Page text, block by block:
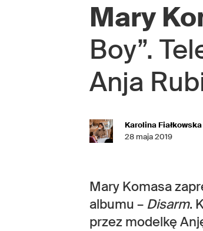
Mary
Boy”.
Anja
Karolina Fiałkowska
28 maja 2019
Mary Komasa
albumu – Disarm.
przez modelkę